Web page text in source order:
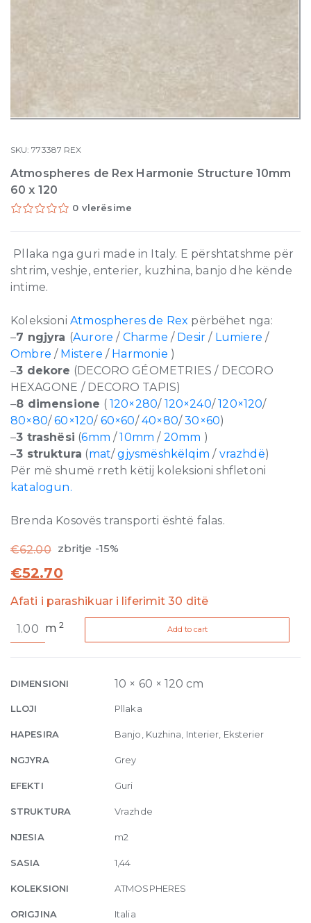
SKU:773387 REX
Atmospheres de Rex Harmonie Structure 10mm
60 x 120
0 vlerësime
Pllaka nga guri made in Italy. E përshtatshme për
shtrim, veshje, enterier, kuzhina, banjo dhe kënde
intime.
Koleksioni Atmospheres de Rex përbëhet nga:
–7 ngjyra (Aurore / Charme / Desir / Lumiere /
Ombre / Mistere / Harmonie )
–3 dekore (DECORO GÉOMETRIES / DECORO
HEXAGONE / DECORO TAPIS)
–8 dimensione ( 120×280/ 120×240/120×120/
80×80/60×120/ 60×60/40×80/30×60)
–3 trashësi (6mm/10mm / 20mm )
–3 struktura (mat/gjysmëshkëlqim/ vrazhdë)
Për më shumë rreth këtij koleksioni shfletoni
katalogun.
Brenda Kosovës transporti është falas.
€62.00 zbritje -15%
€52.70
Afati i parashikuar i liferimit 30 ditë
de
Structure
60
x
quantity
m2 Add to cart
DIMENSIONI 10 × 60 × 120 cm
LLOJI Pllaka
HAPESIRA Banjo, Kuzhina, Interier, Eksterier
NGJYRA Grey
EFEKTI Guri
STRUKTURA Vrazhde
NJESIA m2
SASIA 1,44
KOLEKSIONI ATMOSPHERES
ORIGJINA Italia